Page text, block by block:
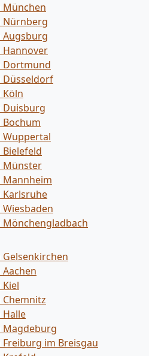
München
Nürnberg
Augsburg
Hannover
Dortmund
Düsseldorf
Köln
Duisburg
Bochum
Wuppertal
Münster
Mannheim
Karlsruhe
Mönchen­gladbach
Halle
Magdeburg
im Breisgau